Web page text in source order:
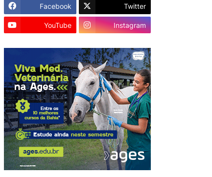
Facebook Twitter
YouTube Instagram